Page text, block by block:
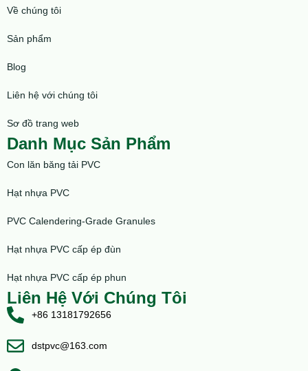
Về chúng tôi
Sản phẩm
Blog
Liên hệ với chúng tôi
Sơ đồ trang web
Danh Mục Sản Phẩm
Con lăn băng tải PVC
Hạt nhựa PVC
PVC Calendering-Grade Granules
Hạt nhựa PVC cấp ép đùn
Hạt nhựa PVC cấp ép phun
Liên Hệ Với Chúng Tôi
+86 13181792656
dstpvc@163.com